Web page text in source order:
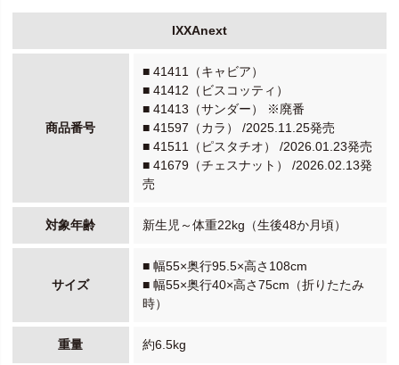
IXXAnext
商品番号
■ 41411（キャビア）
■ 41412（ビスコッティ）
■ 41413（サンダー） ※廃番
■ 41597（カラ） /2025.11.25発売
■ 41511（ピスタチオ） /2026.01.23発売
■ 41679（チェスナット） /2026.02.13発
売
対象年齢 新生児～体重22kg（生後48か月頃）
サイズ
■ 幅55×奥行95.5×高さ108cm
■ 幅55×奥行40×高さ75cm（折りたたみ
時）
重量 約6.5kg